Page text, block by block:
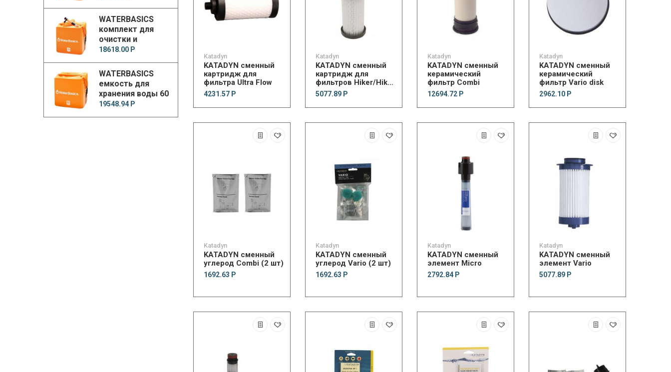
storage kit with
filter
WATERBASICS
комплект для
очистки и
хранения воды 30
storage kit with
filter
18618.00 Р
WATERBASICS
емкость для
хранения воды 60
gallon water
19548.94 Р
Katadyn
KATADYN сменный
картридж для
фильтра Ultra Flow
4231.57 Р
Katadyn
KATADYN сменный
картридж для
фильтров Hiker/Hiker
Pro
5077.89 Р
Katadyn
KATADYN сменный
керамический
фильтр Combi
12694.72 Р
Katadyn
KATADYN сменный
керамический
фильтр Vario disk
2962.10 Р
Katadyn
KATADYN сменный
углерод Combi (2 шт)
1692.63 Р
Katadyn
KATADYN сменный
углерод Vario (2 шт)
1692.63 Р
Katadyn
KATADYN сменный
элемент Micro
2792.84 Р
Katadyn
KATADYN сменный
элемент Vario
5077.89 Р